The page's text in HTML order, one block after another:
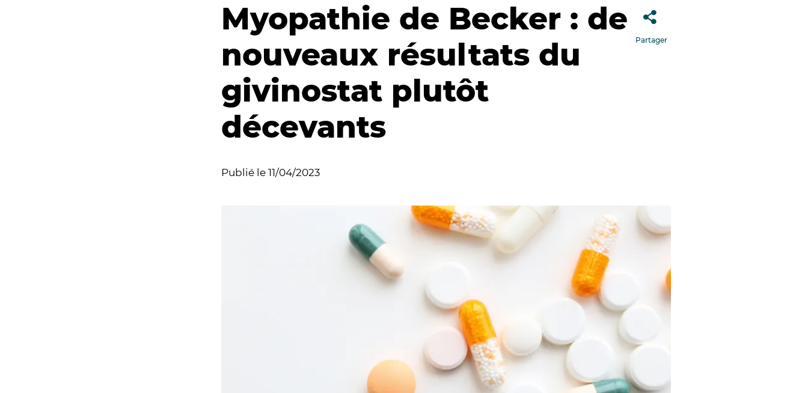
Myopathie de Becker : de
nouveaux résultats du
givinostat plutôt
décevants
Partager
Publié le 11/04/2023